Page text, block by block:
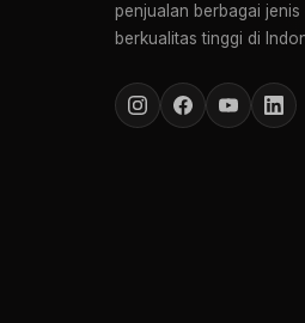
penjualan berbagai
berkualitas tinggi di